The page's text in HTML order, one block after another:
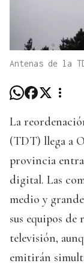
Antenas de la
La
(TDT) llega a
provincia
digital. Las
medio y
sus equipos
televisión,
emitirán